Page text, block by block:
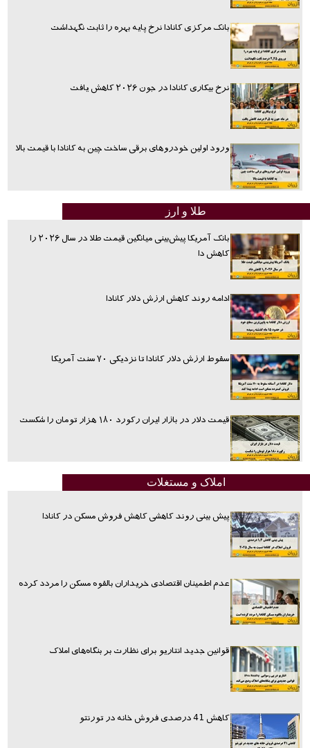
بانک مرکزی کانادا نرخ پایه بهره را ثابت نگهداشت
نرخ بیکاری کانادا در جون ۲۰۲۶ کاهش یافت
ورود اولین خودروهای برقی ساخت چین به کانادا با قیمت بالا
طلا و ارز
بانک آمریکا پیش‌بینی میانگین قیمت طلا در سال ۲۰۲۶ را
کاهش دا
ادامه روند کاهش ارزش دلار کانادا
سقوط ارزش دلار کانادا تا نزدیکی ۷۰ سنت آمریکا
قیمت دلار در بازار ایران رکورد ۱۸۰ هزار تومان را شکست
املاک و مستغلات
پیش بینی روند کاهشی کاهش فروش مسکن در کانادا
عدم اطمینان اقتصادی خریداران بالقوه مسکن را مردد کرده
قوانین جدید انتاریو برای نظارت بر بنگاه‌های املاک
کاهش 41 درصدی فروش خانه در تورنتو